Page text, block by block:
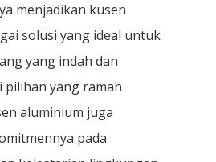
menjadikan kusen
solusi yang ideal untuk
yang indah dan
pilihan yang ramah
aluminium juga
pada